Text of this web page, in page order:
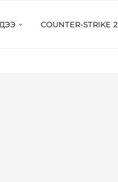
COUNTER-STRIKE 2